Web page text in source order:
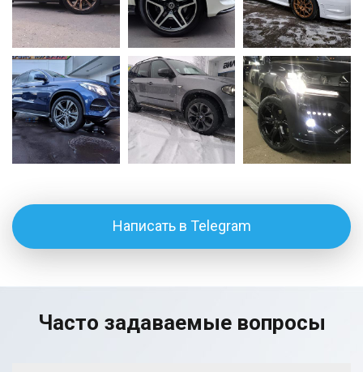
Написать в Telegram
Часто задаваемые вопросы